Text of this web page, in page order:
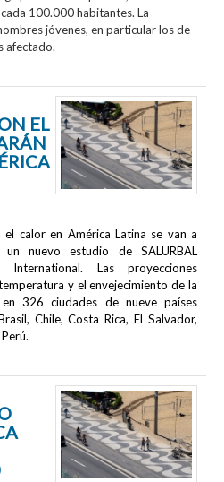
100.000 habitantes. La
jóvenes, en particular los de
afectado.
EL
el calor en América Latina se van a
nuevo estudio de SALURBAL
International. Las proyecciones
y el envejecimiento de la
326 ciudades de nueve países
Chile, Costa Rica, El Salvador,